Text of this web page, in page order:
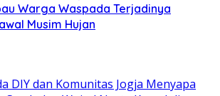
Warga Waspada Terjadinya
Musim Hujan